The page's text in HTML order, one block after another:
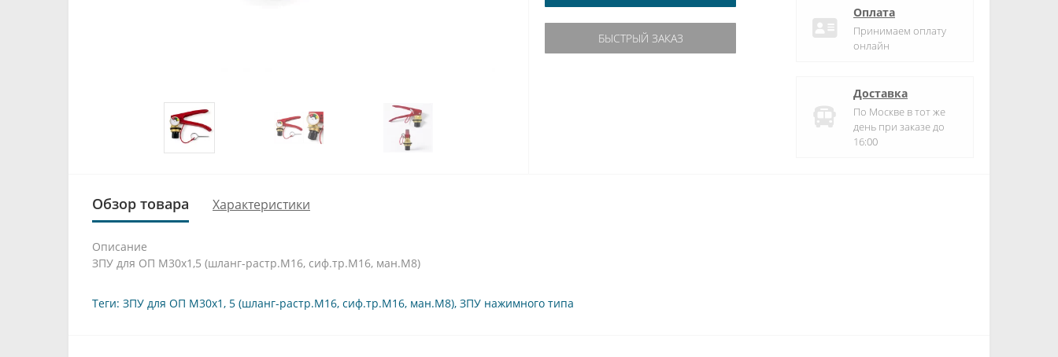
БЫСТРЫЙ ЗАКАЗ
Оплата
Принимаем оплату
онлайн
Доставка
По Москве в тот же
день при заказе до
16:00
Обзор товара Характеристики
Описание
ЗПУ для ОП М30х1,5 (шланг-растр.М16, сиф.тр.М16, ман.М8)
Теги: ЗПУ для ОП М30х1, 5 (шланг-растр.М16, сиф.тр.М16, ман.М8), ЗПУ нажимного типа